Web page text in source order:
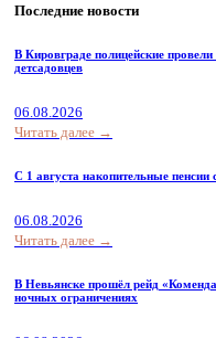
Последние новости
В Кировграде полицейские
детсадовцев
06.08.2026
Читать далее →
С 1 августа накопительные
06.08.2026
Читать далее →
В Невьянске прошёл рейд
ночных ограничениях